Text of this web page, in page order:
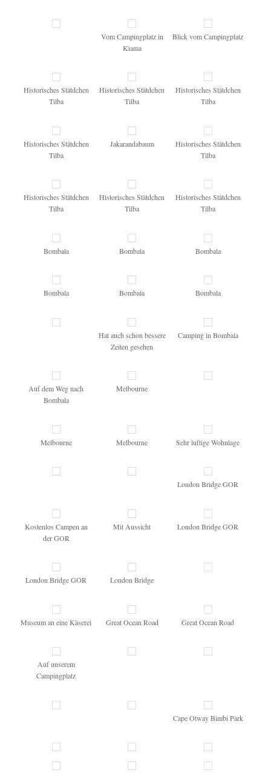
Vom Campingplatz in
Kiama
Blick vom Campingplatz
Historisches Stätdchen
Tilba
Historisches Stätdchen
Tilba
Historisches Stätdchen
Tilba
Historisches Stätdchen
Tilba
Jakarandabaum
Historisches Stätdchen
Tilba
Historisches Stätdchen
Tilba
Historisches Stätdchen
Tilba
Historisches Stätdchen
Tilba
Bombala Bombala Bombala
Bombala Bombala Bombala
Hat auch schon bessere
Zeiten gesehen
Camping in Bombala
Auf dem Weg nach
Bombala
Melbourne
Melbourne Melbourne Sehr luftige Wohnlage
London Bridge GOR
Kostenlos Campen an
der GOR
Mit Aussicht London Bridge GOR
London Bridge GOR London Bridge
Museum an eine Käserei Great Ocean Road Great Ocean Road
Auf unserem
Campingplatz
Cape Otway Bimbi Park